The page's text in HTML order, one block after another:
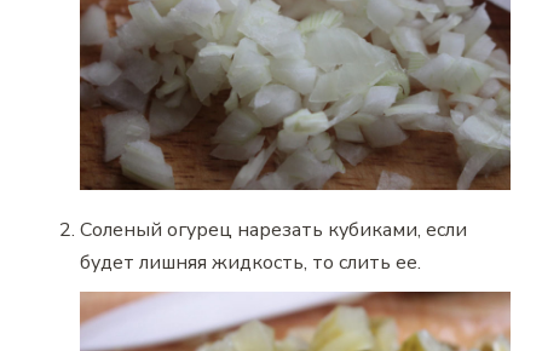
Соленый огурец нарезать кубиками, если
будет лишняя жидкость, то слить ее.